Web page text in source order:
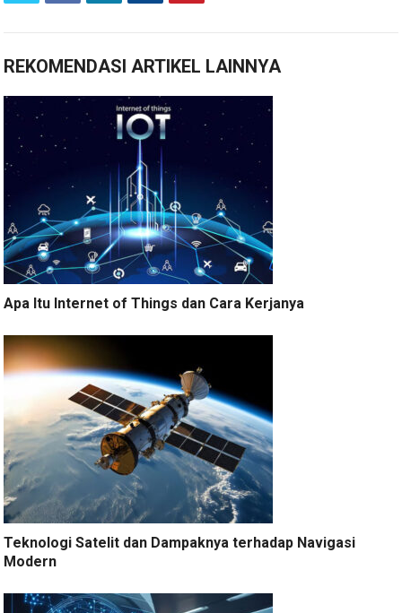
REKOMENDASI ARTIKEL LAINNYA
Apa Itu Internet of Things dan Cara Kerjanya
Teknologi Satelit dan Dampaknya terhadap Navigasi
Modern